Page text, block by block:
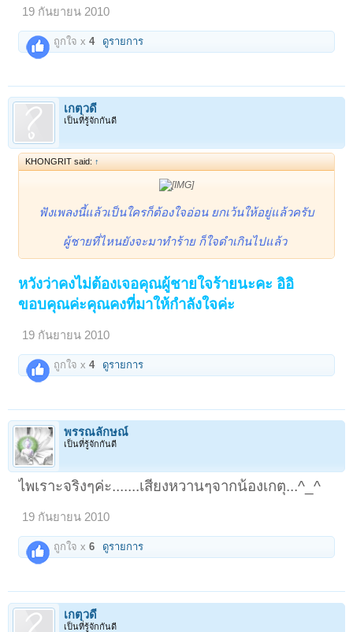
19 กันยายน 2010
ถูกใจ x4 ดูรายการ
เกตุวดี
เป็นที่รู้จักกันดี
KHONGRIT said: ↑
ฟังเพลงนี้แล้วเป็นใครก็ต้องใจอ่อน ยกเว้นให้อยู่แล้วครับ
ผู้ชายที่ไหนยังจะมาทำร้าย ก็ใจดำเกินไปแล้ว
หวังว่าคงไม่ต้องเจอคุณผู้ชายใจร้ายนะคะ อิอิ
ขอบคุณค่ะคุณคงที่มาให้กำลังใจค่ะ
19 กันยายน 2010
ถูกใจ x4 ดูรายการ
พรรณลักษณ์
เป็นที่รู้จักกันดี
ไพเราะจริงๆค่ะ.......เสียงหวานๆจากน้องเกตุ...^_^
19 กันยายน 2010
ถูกใจ x6 ดูรายการ
เกตุวดี
เป็นที่รู้จักกันดี